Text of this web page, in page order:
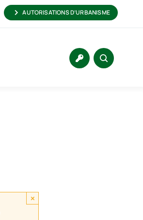
AUTORISATIONS D’URBANISME
×